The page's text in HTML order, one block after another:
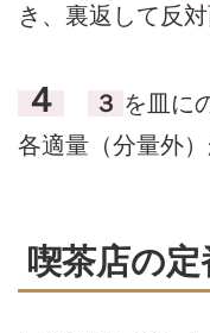
き、裏返して反対
４ ３ を皿に
各適量（分量外）
喫茶店の